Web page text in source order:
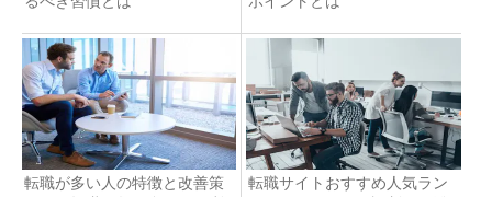
転職が多い人の特徴と改善策
転職サイトおすすめ人気ラン